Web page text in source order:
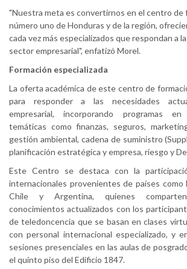
"Nuestra meta es convertirnos en el centro de
número uno de Honduras y de la región,
cada vez más especializados que respondan a
sector empresarial", enfatizó Morel.
Formación especializada
La oferta académica de este centro de
para responder a las necesidades
empresarial, incorporando programas
temáticas como finanzas, seguros,
gestión ambiental, cadena de suministro
planificación estratégica y empresa, riesgo y
Este Centro se destaca con la
internacionales provenientes de países como
Chile y Argentina, quienes
conocimientos actualizados con los
de teledoncencia que se basan en clases
con personal internacional especializado, y
sesiones presenciales en las aulas de
el quinto piso del Edificio 1847.